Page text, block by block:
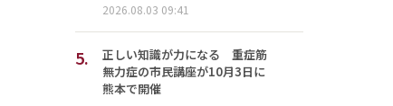
2026.08.03 09:41
5.
正しい知識が力になる 重症筋
無力症の市民講座が10月3日に
熊本で開催